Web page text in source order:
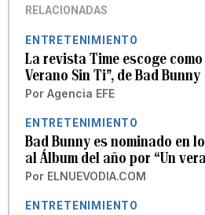
RELACIONADAS
ENTRETENIMIENTO
La revista Time escoge
Verano Sin Ti”, de Bad Bunny
Por Agencia EFE
ENTRETENIMIENTO
Bad Bunny es nominado en
al Álbum del año por “Un
Por ELNUEVODIA.COM
ENTRETENIMIENTO